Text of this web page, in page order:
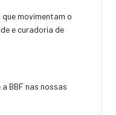
movimentam o
e curadoria de
BBF nas nossas